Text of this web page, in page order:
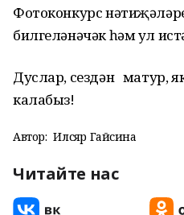
Фотоконкурс
билгеләнәчәк һәм ул
Дуслар, сездән матур,
калабыз!
Автор: Илсөяр Гайсина
Читайте нас